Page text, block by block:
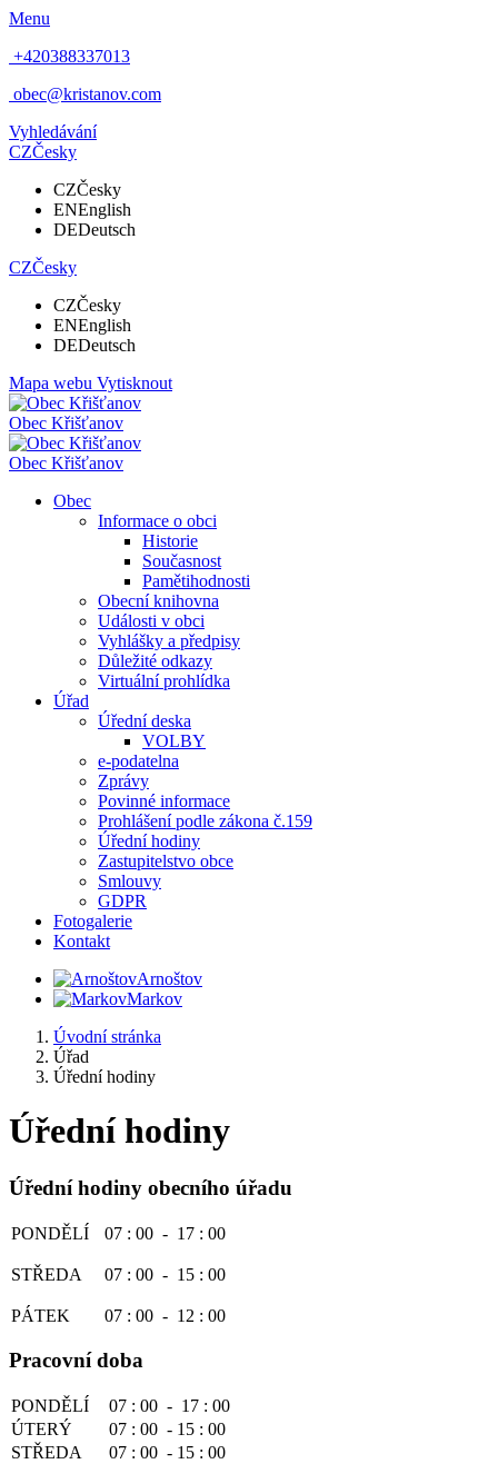
Menu
+420388337013
obec@kristanov.com
Vyhledávání
CZČesky
CZČesky
ENEnglish
DEDeutsch
CZČesky
CZČesky
ENEnglish
DEDeutsch
Mapa webu Vytisknout
Obec Křišťanov
Obec Křišťanov
Obec
Informace o obci
Historie
Současnost
Pamětihodnosti
Obecní knihovna
Události v obci
Vyhlášky a předpisy
Důležité odkazy
Virtuální prohlídka
Úřad
Úřední deska
VOLBY
e-podatelna
Zprávy
Povinné informace
Prohlášení podle zákona č.159
Úřední hodiny
Zastupitelstvo obce
Smlouvy
GDPR
Fotogalerie
Kontakt
Arnoštov
Markov
Úvodní stránka
Úřad
Úřední hodiny
Úřední hodiny
Úřední hodiny obecního úřadu
PONDĚLÍ 07 : 00 - 17 : 00
STŘEDA 07 : 00 - 15 : 00
PÁTEK 07 : 00 - 12 : 00
Pracovní doba
PONDĚLÍ
07 : 00 - 17 : 00
ÚTERÝ
07 : 00 - 15 : 00
STŘEDA
07 : 00 - 15 : 00